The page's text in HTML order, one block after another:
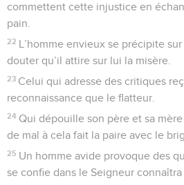
commettent cette injustice en
pain.
22 L’homme envieux se précipite
douter qu’il attire sur lui la misère.
23 Celui qui adresse des critiques
reconnaissance que le flatteur.
24 Qui dépouille son père et sa mère
de mal à cela fait la paire avec le
25 Un homme avide provoque des
se confie dans le Seigneur connaîtra